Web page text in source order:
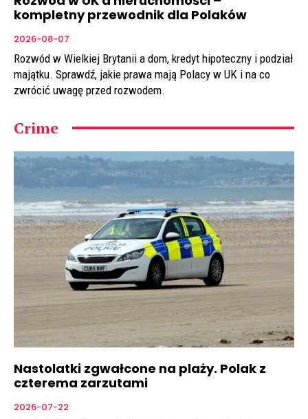
kompletny przewodnik dla Polaków
2026-08-07
Rozwód w Wielkiej Brytanii a dom, kredyt hipoteczny i podział
majątku. Sprawdź, jakie prawa mają Polacy w UK i na co
zwrócić uwagę przed rozwodem.
Crime
Nastolatki zgwałcone na plaży. Polak z
czterema zarzutami
2026-07-22